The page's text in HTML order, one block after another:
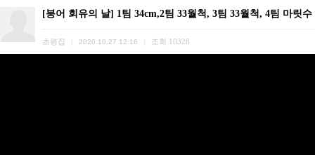
[붕어 회유의 날] 1팀 34cm,2팀 33월척, 3팀 33월척, 4팀 마릿수
초평집 2020.10.27 12:16 조회 10328